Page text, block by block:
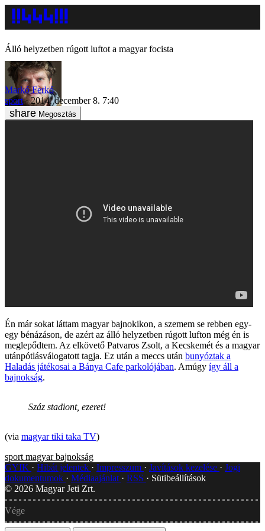
Álló helyzetben rúgott luftot a magyar focista
Markó Ferkó
sport
2014. december 8. 7:40
Megosztás
Én már sokat láttam magyar bajnokikon, a szemem se rebben egy-
egy bénázáson, de azért az álló helyzetben rúgott lufton még én is
meglepődtem. Az elkövető Patvaros Zsolt, a Kecskemét és a magyar
utánpótlásválogatott tagja. Ez után a meccs után bunyóztak a
Haladás játékosai a Bánya Cafe parkolójában. Amúgy így áll a
bajnokság.
Száz stadiont, ezeret!
(via magyar tiki taka TV)
sport magyar bajnokság
GYIK
Hibát jelentek Impresszum Javítások kezelése
Jogi
dokumentumok
Médiaajánlat RSS
Sütibeállítások
© 2026 Magyar Jeti Zrt.
Vége